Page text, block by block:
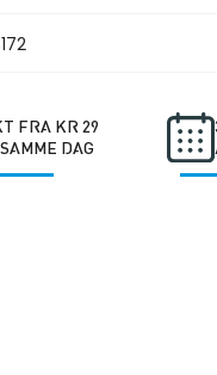
FRA KR 29
DAG